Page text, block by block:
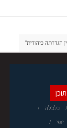
הגדרתה כיהודית''
כלכלה
יופי